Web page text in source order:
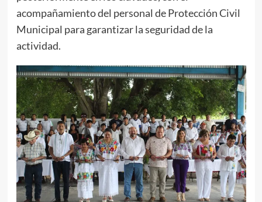
acompañamiento del personal de Protección Civil
Municipal para garantizar la seguridad de la
actividad.